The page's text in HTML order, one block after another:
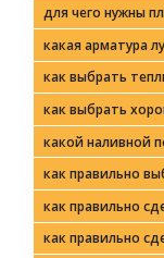
для чего нужны
какая арматура
как выбрать
как выбрать
какой наливной
как правильно
как правильно
как правильно